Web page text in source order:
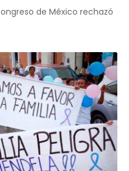
de México rechazó